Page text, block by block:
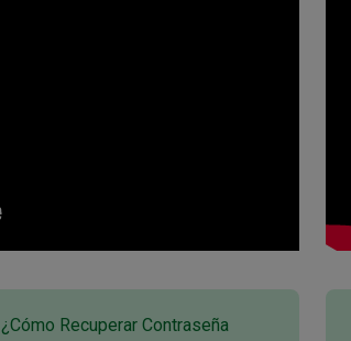
¿Cómo Recuperar Contraseña